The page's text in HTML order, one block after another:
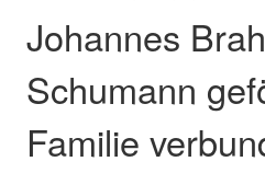
Johannes
Schumann
Familie